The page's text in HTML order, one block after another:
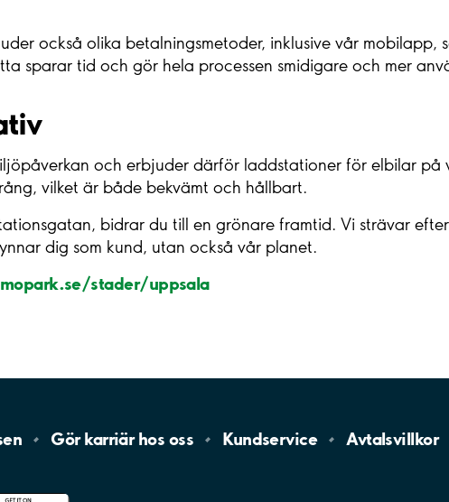
också olika betalningsmetoder, inklusive vår
sparar tid och gör hela processen smidigare och mer
och erbjuder därför laddstationer för elbilar
vilket är både bekvämt och hållbart.
bidrar du till en grönare framtid. Vi strävar
dig som kund, utan också vår planet.
stader/uppsala
Gör karriär hos oss Kundservice Avtalsvillkor